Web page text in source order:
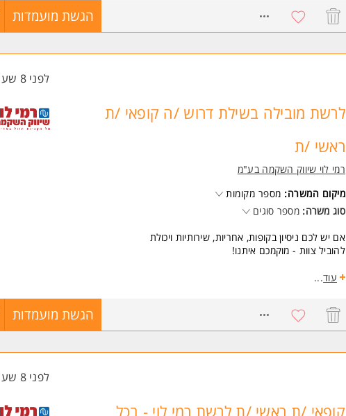
הכשרה מקצועית על חשבון החברה.
אוריינטציה שירותית המשרה מיועדת לנשים ולגברים כאחד.
הגשת מועמדות
לפני 8 שעות
לרשת מובילה בשילת דרוש /ה קופאי /ת
ראשי /ת
רמי לוי שיווק השקמה בע"מ
מיקום המשרה: מספר מקומות
סוג משרה: מספר סוגים
אם יש לכם ניסיון בקופות, אחריות, שירותיות ויכולת
להוביל צוות - מוקמכם איתנו!
המשרה כוללת:
מתן שירות ללקוחות ומתן מענה מקצועי ואדיב לפניות הלקוחות.
טיפול בבעיות ותקלות בקופה ומתן פתרונות בזמן אמת.
אחריות על ספירות קופה, זיכויים, החזרות ובקרת כספים.
דרישות:
עוד...
הגשת מועמדות
לפני 8 שעות
קופאי /ת ראשי /ת לרשת רמי לוי - בכל